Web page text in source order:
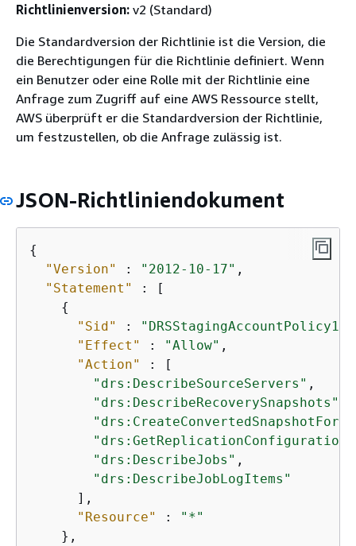
Richtlinienversion: v2 (Standard)
Die Standardversion der Richtlinie ist die Version, die
die Berechtigungen für die Richtlinie definiert. Wenn
ein Benutzer oder eine Rolle mit der Richtlinie eine
Anfrage zum Zugriff auf eine AWS Ressource stellt,
AWS überprüft er die Standardversion der Richtlinie,
um festzustellen, ob die Anfrage zulässig ist.
JSON-Richtliniendokument
{
"Version"
: "2012-10-17" ,
"Statement"
: [
{
"Sid"
: "DRSStagingAccountPolicy1"
"Effect"
: "Allow" ,
"Action"
: [
"drs:DescribeSourceServers" ,
"drs:DescribeRecoverySnapshots"
"drs:GetReplicationConfiguration"
"drs:DescribeJobs" ,
"drs:DescribeJobLogItems"
      ],
"Resource"
:
"*"
    },